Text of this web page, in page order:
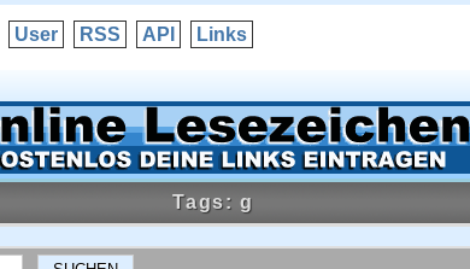
User RSS API Links
Tags: g